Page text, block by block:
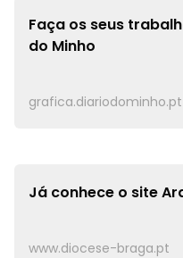
Faça os seus
do Minho
grafica.diariodominho.pt
Já conhece o site
www.diocese-braga.pt